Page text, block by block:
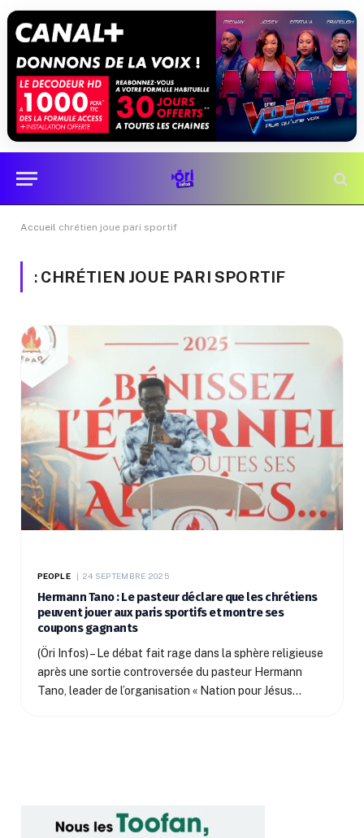
Accueil chrétien joue pari sportif
: CHRÉTIEN JOUE PARI SPORTIF
PEOPLE 24 SEPTEMBRE 2025
Hermann Tano : Le pasteur déclare que les chrétiens
peuvent jouer aux paris sportifs et montre ses
coupons gagnants
(Öri Infos) – Le débat fait rage dans la sphère religieuse
après une sortie controversée du pasteur Hermann
Tano, leader de l’organisation « Nation pour Jésus…